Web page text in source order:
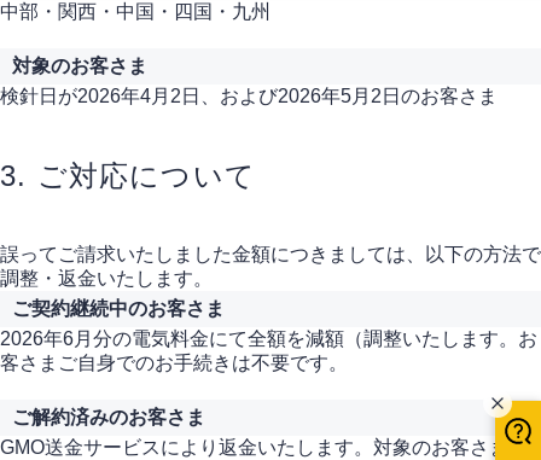
中部・関西・中国・四国・九州
対象のお客さま
検針日が2026年4月2日、および2026年5月2日のお客さま
3. ご対応について
誤ってご請求いたしました金額につきましては、以下の方法で
調整・返金いたします。
ご契約継続中のお客さま
2026年6月分の電気料金にて全額を減額（調整いたします。お
客さまご自身でのお手続きは不要です。
ご解約済みのお客さま
GMO送金サービスにより返金いたします。対象のお客さまに